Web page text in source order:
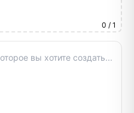
0 / 1